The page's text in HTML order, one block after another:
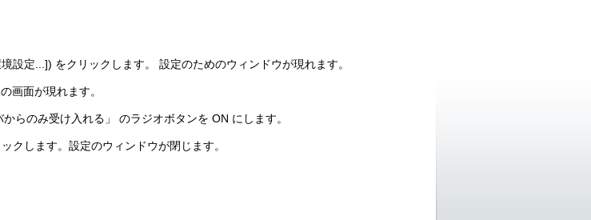
定...]) をクリックします。 設定のためのウィンドウが現れます。
画面が現れます。
らのみ受け入れる」 のラジオボタンを ON にします。
クします。設定のウィンドウが閉じます。